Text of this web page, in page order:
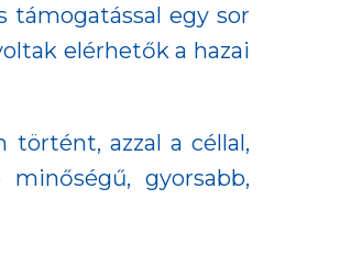
támogatással egy sor
elérhetők a hazai
történt, azzal a céllal,
gyorsabb,